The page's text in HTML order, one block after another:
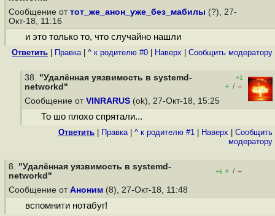
Сообщение от тот_же_анон_уже_без_мабилы (?), 27-
Окт-18, 11:16
и это только то, что случайно нашли
Ответить Правка| ^ к родителю #0 Наверх Cообщить модератору
38. "Удалённая уязвимость в systemd-
networkd"
+1
+ / –
Сообщение от VINRARUS (ok), 27-Окт-18, 15:25
То шо плохо спрятали...
Ответить Правка| ^ к родителю #1 Наверх
Cообщить
модератору
8. "Удалённая уязвимость в systemd-
networkd"
+6 + / –
Сообщение от Аноним (8), 27-Окт-18, 11:48
вспомнити нотабуг!